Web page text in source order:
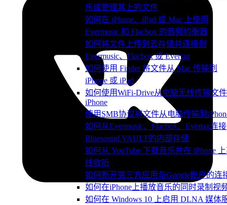
乐或管理其上的文件
如何在 iPhone、iPad 或 Mac 上使用
Evermusic 和 Flacbox 的音频均衡器
如何将文件上传到云存储并连接到
Evermusic、Flacbox 或 Evertag
如何使用 Finder 将文件从 Mac 传输到
iPhone 或 iPad
如何使用WiFi-Drive从电脑无线传输文
iPhone
使用SMB协议将文件从电脑传输到
如何从Evermusic、Flacbox、Evertag连接
Bluesound VAULT的内部存储
如何从 YouTube 下载音乐并在 iPhone
线收听
如何断开第三方应用与Google帐户的连
如何在iPhone上播放音乐的同时录制视
如何在 Windows 10 上启用 DLNA 媒体